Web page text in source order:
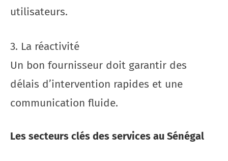
utilisateurs.
3. La réactivité
Un bon fournisseur doit garantir des
délais d’intervention rapides et une
communication fluide.
Les secteurs clés des services au Sénégal